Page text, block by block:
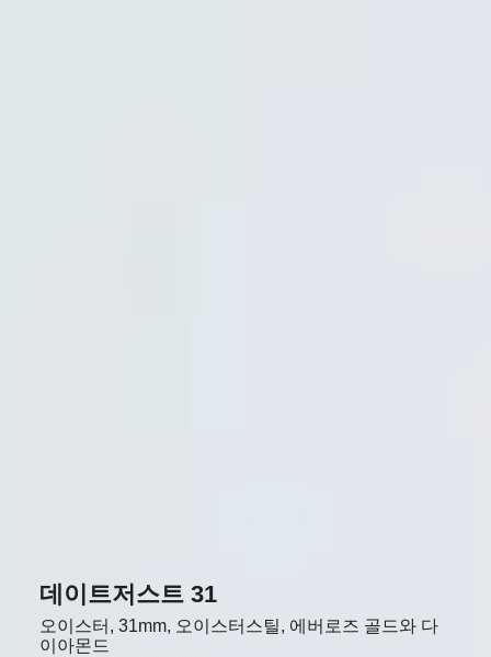
데이트저스트 31
오이스터, 31mm, 오이스터스틸, 에버로즈 골드와 다
이아몬드